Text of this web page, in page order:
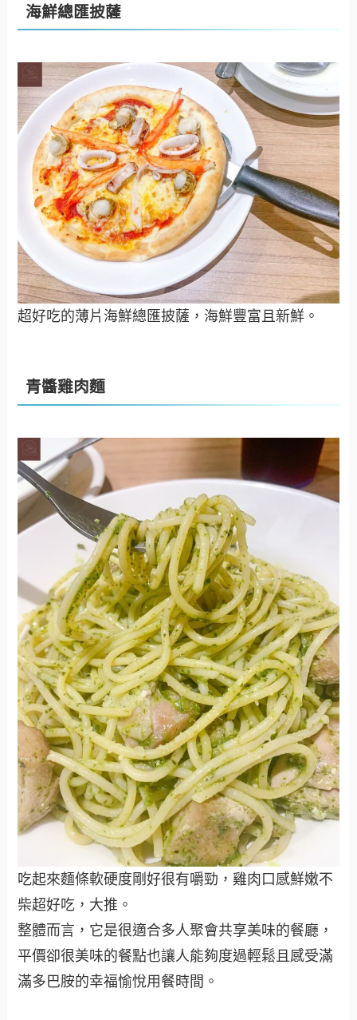
海鮮總匯披薩
超好吃的薄片海鮮總匯披薩，海鮮豐富且新鮮。
青醬雞肉麵
吃起來麵條軟硬度剛好很有嚼勁，雞肉口感鮮嫩不
柴超好吃，大推。
整體而言，它是很適合多人聚會共享美味的餐廳，
平價卻很美味的餐點也讓人能夠度過輕鬆且感受滿
滿多巴胺的幸福愉悅用餐時間。